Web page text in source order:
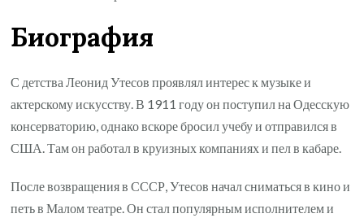
Биография
С детства Леонид Утесов проявлял интерес к музыке и
актерскому искусству. В 1911 году он поступил на Одесскую
консерваторию, однако вскоре бросил учебу и отправился в
США. Там он работал в круизных компаниях и пел в кабаре.
После возвращения в СССР, Утесов начал сниматься в кино и
петь в Малом театре. Он стал популярным исполнителем и